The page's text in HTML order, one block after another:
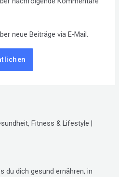
neue Beiträge via E-Mail.
du dich gesund ernähren, in